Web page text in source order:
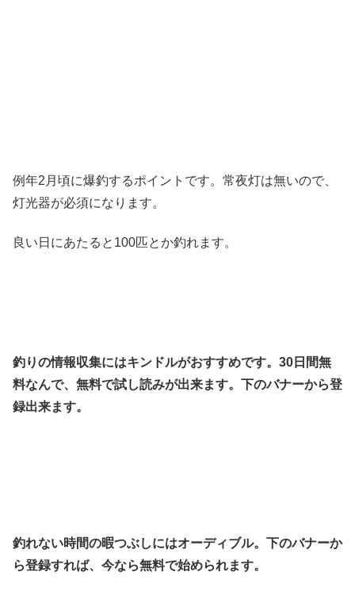
例年2月頃に爆釣するポイントです。常夜灯は無いので、
灯光器が必須になります。
良い日にあたると100匹とか釣れます。
釣りの情報収集にはキンドルがおすすめです。30日間無
料なんで、無料で試し読みが出来ます。下のバナーから登
録出来ます。
釣れない時間の暇つぶしにはオーディブル。下のバナーか
ら登録すれば、今なら無料で始められます。